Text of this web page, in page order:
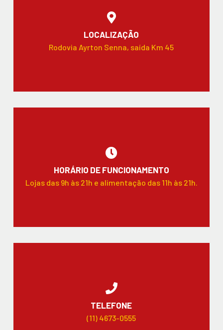
LOCALIZAÇÃO
Rodovia Ayrton Senna, saída Km 45
HORÁRIO DE FUNCIONAMENTO
Lojas das 9h às 21h e alimentação das 11h às 21h.
TELEFONE
(11) 4673-0555